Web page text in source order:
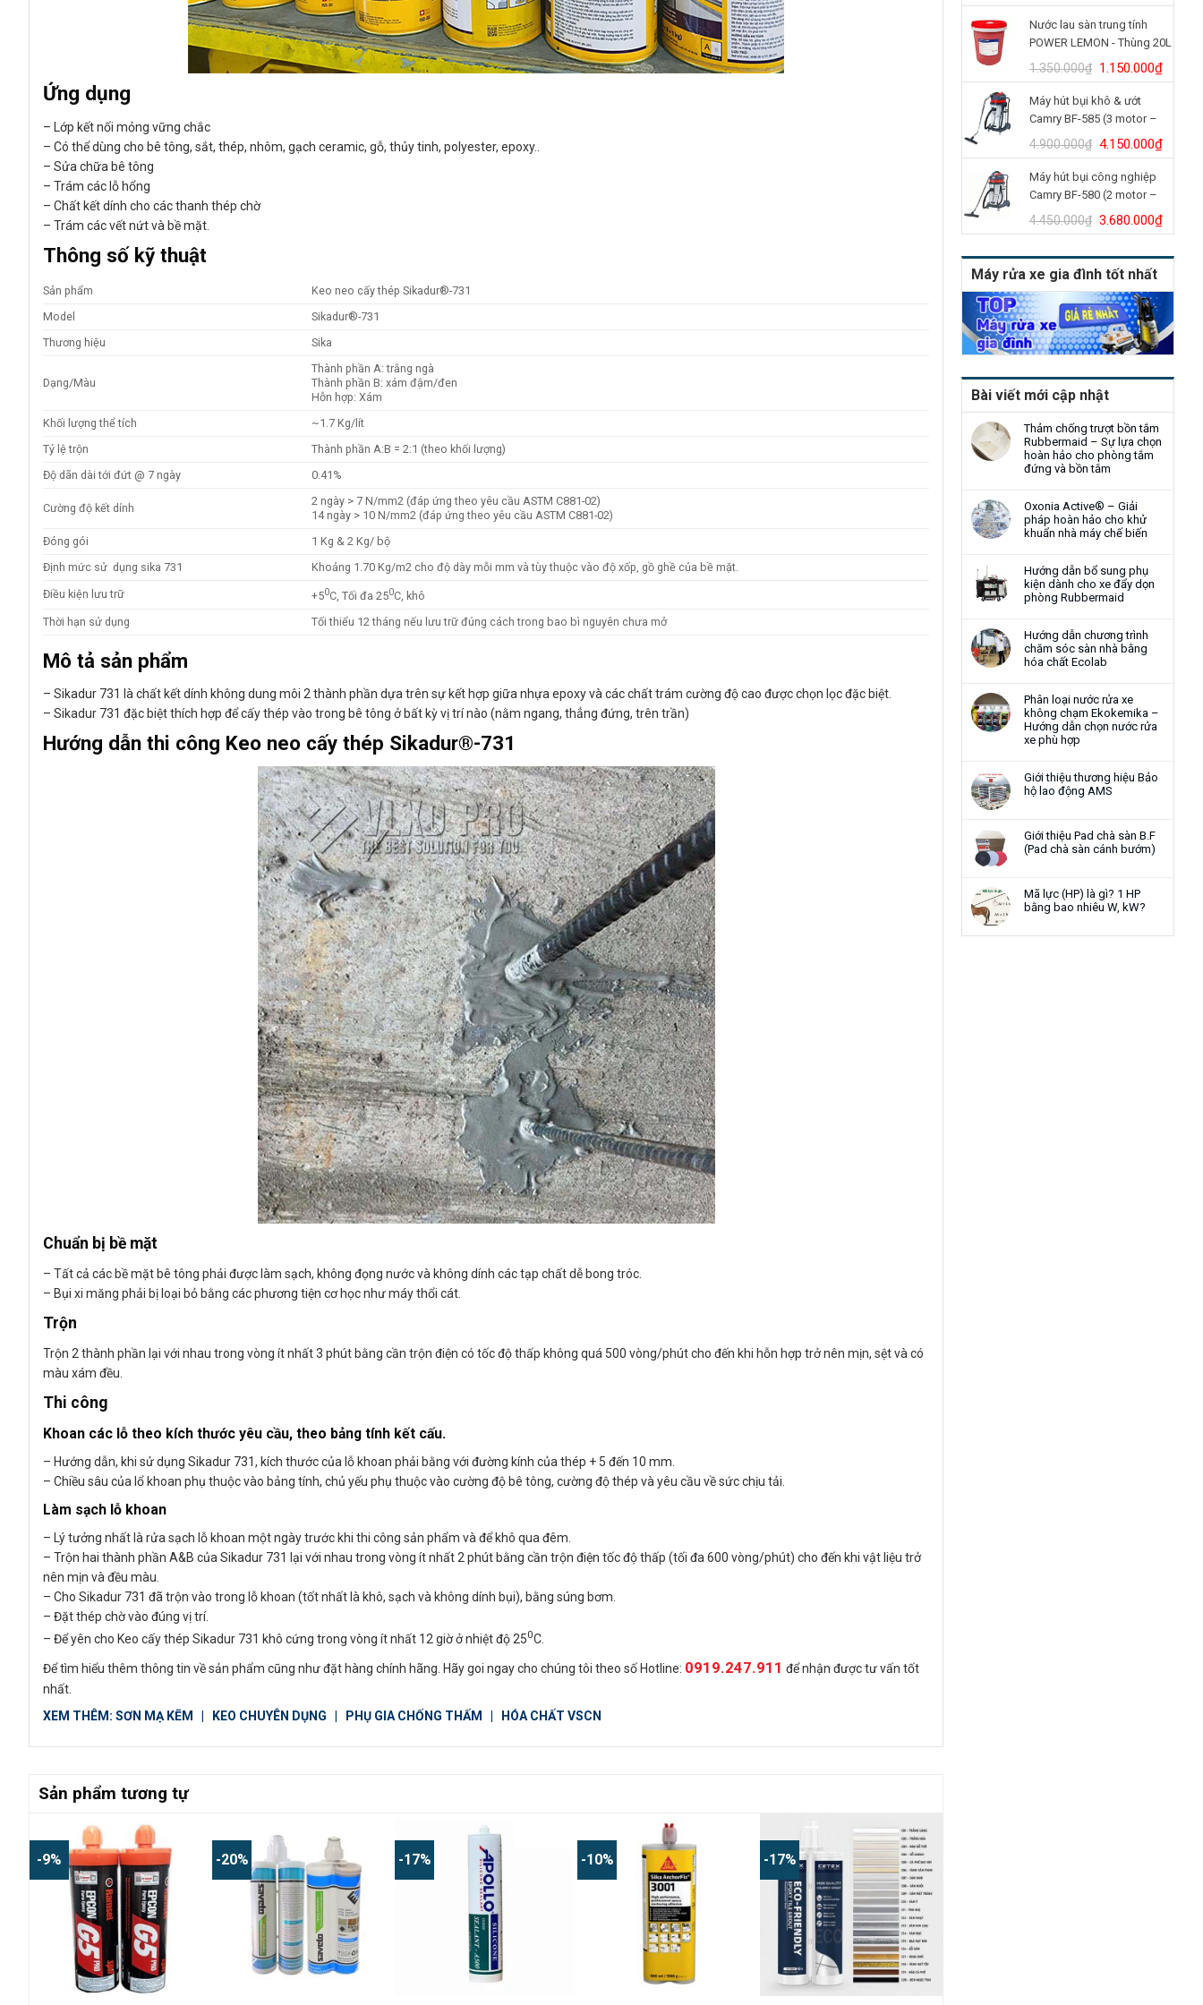
gốc
là:
14.350.000₫.
hiện
tại
là:
12.500.000₫.
Nước lau sàn trung tính
POWER LEMON - Thùng 20L
1.350.000₫ Giá
gốc
là:
1.350.000₫.
1.150.000₫Giá
hiện
Máy hút bụi khô & ướt
Camry BF-585 (3 motor –
80L)
4.900.000₫ Giá
gốc
là:
4.900.000₫.
4.150.000₫Giá
hiện
Máy hút bụi công nghiệp
Camry BF-580 (2 motor –
70L)
4.450.000₫ Giá
gốc
là:
4.450.000₫.
3.680.000₫Giá
hiện
tại
Máy rửa xe gia đình tốt nhất
Bài viết mới cập nhật
Thảm chống trượt bồn tắm
Rubbermaid – Sự lựa chọn
hoàn hảo cho phòng tắm
đứng và bồn tắm
Oxonia Active® – Giải
pháp hoàn hảo cho khử
khuẩn nhà máy chế biến
Hướng dẫn bổ sung phụ
kiện dành cho xe đẩy dọn
phòng Rubbermaid
Hướng dẫn chương trình
chăm sóc sàn nhà bằng
hóa chất Ecolab
Phân loại nước rửa xe
không chạm Ekokemika –
Hướng dẫn chọn nước rửa
xe phù hợp
Giới thiệu thương hiệu Bảo
hộ lao động AMS
Giới thiệu Pad chà sàn B.F
(Pad chà sàn cánh bướm)
Mã lực (HP) là gì? 1 HP
bằng bao nhiêu W, kW?
Ứng dụng
– Lớp kết nối mỏng vững chắc
– Có thể dùng cho bê tông, sắt, thép, nhôm, gạch ceramic, gỗ, thủy tinh, polyester, epoxy..
– Sửa chữa bê tông
– Trám các lỗ hổng
– Chất kết dính cho các thanh thép chờ
– Trám các vết nứt và bề mặt.
Thông số kỹ thuật
Sản phẩm
Keo neo cấy thép Sikadur®-731
Model
Sikadur®-731
Thương hiệu
Sika
Dạng/Màu
Thành phần A: trắng ngà
Thành phần B: xám đậm/đen
Hỗn hợp: Xám
Khối lượng thể tích
~1.7 Kg/lít
Tỷ lệ trộn
Thành phần A:B = 2:1 (theo khối lượng)
Độ dãn dài tới đứt @ 7 ngày
0.41%
Cường độ kết dính
2 ngày > 7 N/mm2 (đáp ứng theo yêu cầu ASTM C881-02)
14 ngày > 10 N/mm2 (đáp ứng theo yêu cầu ASTM C881-02)
Đóng gói
1 Kg & 2 Kg/ bộ
Định mức sử dụng sika 731
Khoảng 1.70 Kg/m2 cho độ dày mỗi mm và tùy thuộc vào độ xốp, gồ ghề của bề mặt.
Điều kiện lưu trữ
+50C, Tối đa 250C, khô
Thời hạn sử dụng
Tối thiểu 12 tháng nếu lưu trữ đúng cách trong bao bì nguyên chưa mở
Mô tả sản phẩm
– Sikadur 731 là chất kết dính không dung môi 2 thành phần dựa trên sự kết hợp giữa nhựa epoxy và các chất trám cường độ cao được chọn lọc đặc biệt.
– Sikadur 731 đặc biệt thích hợp để cấy thép vào trong bê tông ở bất kỳ vị trí nào (nằm ngang, thẳng đứng, trên trần)
Hướng dẫn thi công Keo neo cấy thép Sikadur®-731
Chuẩn bị bề mặt
– Tất cả các bề mặt bê tông phải được làm sạch, không đọng nước và không dính các tạp chất dễ bong tróc.
– Bụi xi măng phải bị loại bỏ bằng các phương tiện cơ học như máy thổi cát.
Trộn
Trộn 2 thành phần lại với nhau trong vòng ít nhất 3 phút bằng cần trộn điện có tốc độ thấp không quá 500 vòng/phút cho đến khi hỗn hợp trở nên mịn, sệt và có
màu xám đều.
Thi công
Khoan các lỗ theo kích thước yêu cầu, theo bảng tính kết cấu.
– Hướng dẫn, khi sử dụng Sikadur 731, kích thước của lỗ khoan phải bằng với đường kính của thép + 5 đến 10 mm.
– Chiều sâu của lổ khoan phụ thuộc vào bảng tính, chủ yếu phụ thuộc vào cường độ bê tông, cường độ thép và yêu cầu về sức chịu tải.
Làm sạch lỗ khoan
– Lý tưởng nhất là rửa sạch lỗ khoan một ngày trước khi thi công sản phẩm và để khô qua đêm.
– Trộn hai thành phần A&B của Sikadur 731 lại với nhau trong vòng ít nhất 2 phút bằng cần trộn điện tốc độ thấp (tối đa 600 vòng/phút) cho đến khi vật liệu trở
nên mịn và đều màu.
– Cho Sikadur 731 đã trộn vào trong lỗ khoan (tốt nhất là khô, sạch và không dính bụi), bằng súng bơm.
– Đặt thép chờ vào đúng vị trí.
– Để yên cho Keo cấy thép Sikadur 731 khô cứng trong vòng ít nhất 12 giờ ở nhiệt độ 250C.
Để tìm hiểu thêm thông tin về sản phẩm cũng như đặt hàng chính hãng. Hãy goi ngay cho chúng tôi theo số Hotline: 0919.247.911 để nhận được tư vấn tốt
nhất.
XEM THÊM: SƠN MẠ KẼM KEO CHUYÊN DỤNG PHỤ GIA CHỐNG THẤM HÓA CHẤT VSCN
Sản phẩm tương tự
-9% -20% -17% -10% -17%